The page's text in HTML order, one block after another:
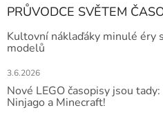
PRŮVODCE SVĚTEM
Kultovní náklaďáky minulé éry
modelů
3.6.2026
Nové LEGO časopisy jsou
Ninjago a Minecraft!